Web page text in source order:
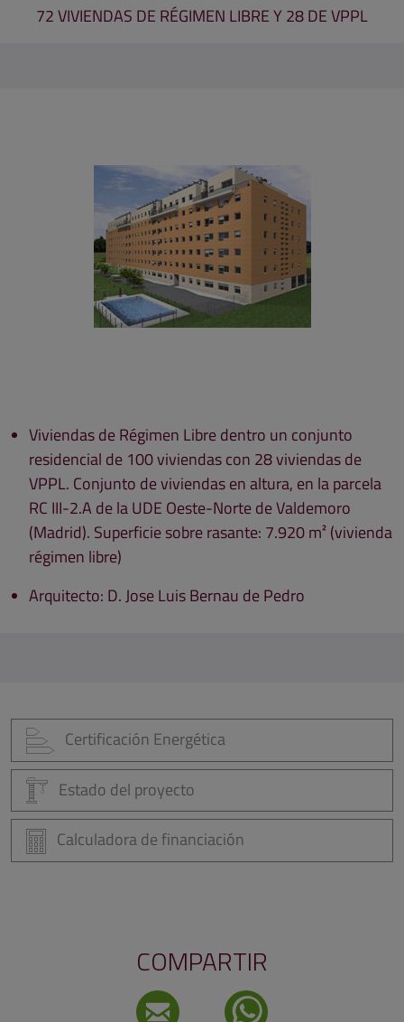
72 VIVIENDAS DE RÉGIMEN LIBRE Y 28 DE VPPL
Viviendas de Régimen Libre dentro un conjunto
residencial de 100 viviendas con 28 viviendas de
VPPL. Conjunto de viviendas en altura, en la parcela
RC III-2.A de la UDE Oeste-Norte de Valdemoro
(Madrid). Superficie sobre rasante: 7.920 m² (vivienda
régimen libre)
Arquitecto: D. Jose Luis Bernau de Pedro
Certificación Energética
Estado del proyecto
Calculadora de financiación
COMPARTIR